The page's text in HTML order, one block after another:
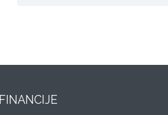
FINANCIJE